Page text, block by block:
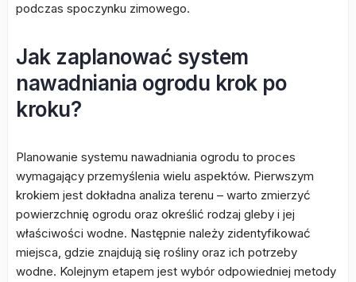
podczas spoczynku zimowego.
Jak zaplanować system
nawadniania ogrodu krok po
kroku?
Planowanie systemu nawadniania ogrodu to proces
wymagający przemyślenia wielu aspektów. Pierwszym
krokiem jest dokładna analiza terenu – warto zmierzyć
powierzchnię ogrodu oraz określić rodzaj gleby i jej
właściwości wodne. Następnie należy zidentyfikować
miejsca, gdzie znajdują się rośliny oraz ich potrzeby
wodne. Kolejnym etapem jest wybór odpowiedniej metody